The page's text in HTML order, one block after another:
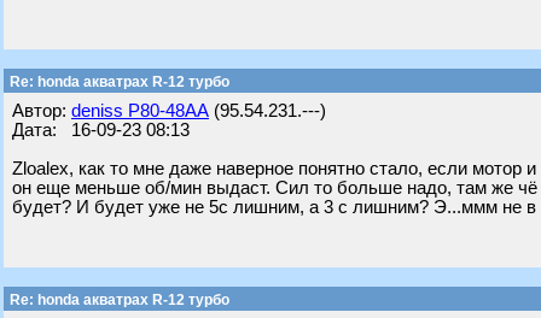
Re: honda акватрах R-12 турбо
Автор: deniss Р80-48АА (95.54.231.---)
Дата: 16-09-23 08:13
Zloalex, как то мне даже наверное понятно стало, если мотор
он еще меньше об/мин выдаст. Сил то больше надо, там же
будет? И будет уже не 5с лишним, а 3 с лишним? Э...ммм не в
Re: honda акватрах R-12 турбо